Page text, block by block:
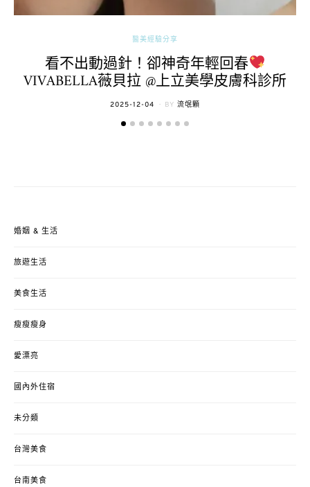
醫美經驗分享
看不出動過針！卻神奇年輕回春
VIVABELLA薇貝拉 @上立美學皮膚科診所
POSTED
2025-12-04 BY 流氓顆
婚姻 & 生活
旅遊生活
美食生活
瘦瘦瘦身
愛漂亮
國內外住宿
未分類
台灣美食
台南美食